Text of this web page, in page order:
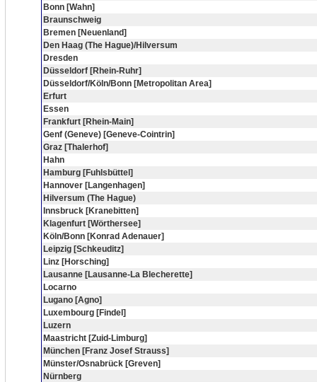
Bonn [Wahn]
Braunschweig
Bremen [Neuenland]
Den Haag (The Hague)/Hilversum
Dresden
Düsseldorf [Rhein-Ruhr]
Düsseldorf/Köln/Bonn [Metropolitan Area]
Erfurt
Essen
Frankfurt [Rhein-Main]
Genf (Geneve) [Geneve-Cointrin]
Graz [Thalerhof]
Hahn
Hamburg [Fuhlsbüttel]
Hannover [Langenhagen]
Hilversum (The Hague)
Innsbruck [Kranebitten]
Klagenfurt [Wörthersee]
Köln/Bonn [Konrad Adenauer]
Leipzig [Schkeuditz]
Linz [Horsching]
Lausanne [Lausanne-La Blecherette]
Locarno
Lugano [Agno]
Luxembourg [Findel]
Luzern
Maastricht [Zuid-Limburg]
München [Franz Josef Strauss]
Münster/Osnabrück [Greven]
Nürnberg